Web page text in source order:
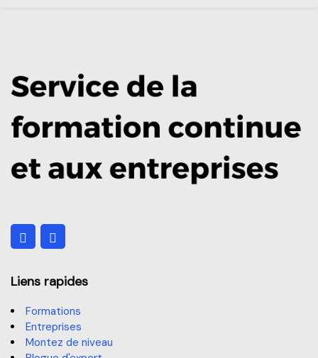
Liens rapides
Formations
Entreprises
Montez de niveau